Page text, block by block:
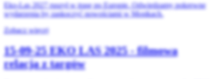
Eko-Las 2027 ruszył w trasę po Europie. Odwiedzamy pokrewne
wydarzenia by zaskoczyć nowościami w Mostkach.
Zobacz więcej
15-09-25EKO LAS 2025 - filmowa
relacja z targów